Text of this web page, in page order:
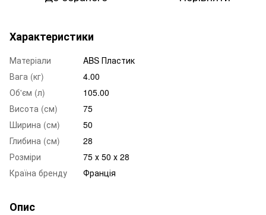
Характеристики
Матеріали
ABS Пластик
Вага (кг)
4.00
Об'єм (л)
105.00
Висота (см)
75
Ширина (см)
50
Глибина (см)
28
Розміри
75 х 50 х 28
Країна бренду
Франція
Опис